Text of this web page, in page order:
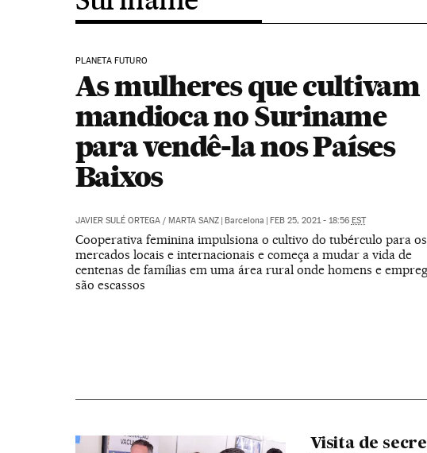
PLANETA FUTURO
As mulheres que cultivam
mandioca no Suriname
para vendê-la nos Países
Baixos
JAVIER SULÉ ORTEGA/ MARTA SANZ | Barcelona | FEB 25, 2021 - 18:56 EST
Cooperativa feminina impulsiona o cultivo do tubérculo para os
mercados locais e internacionais e começa a mudar a vida de
centenas de famílias em uma área rural onde homens e
são escassos
Visita de